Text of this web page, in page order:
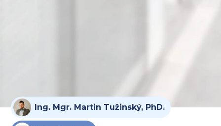
Ing. Mgr. Martin Tužinský, PhD.